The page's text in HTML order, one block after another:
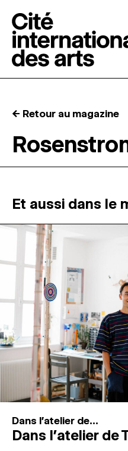
RÉSIDENCES ↓
ATELIERS OUVERTS
PROGRAMMATION
MAGAZINE
ESPACES DE
Recherche
Connexion
← Retour au magazine
Et aussi dans le
Dans l'atelier de...
Dans l’atelier de